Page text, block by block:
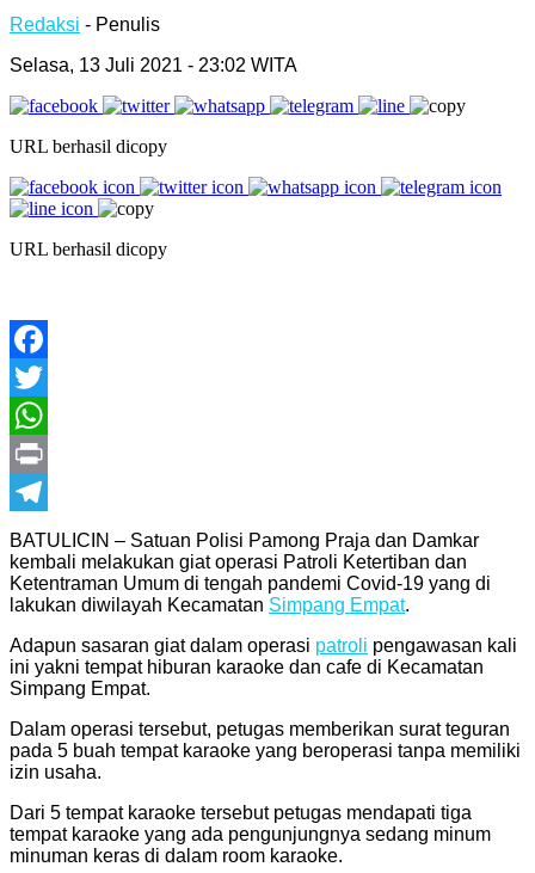
Redaksi - Penulis
Selasa, 13 Juli 2021 - 23:02 WITA
URL berhasil dicopy
URL berhasil dicopy
Facebook
Twitter
WhatsApp
Print
Telegram
BATULICIN – Satuan Polisi Pamong Praja dan Damkar
kembali melakukan giat operasi Patroli Ketertiban dan
Ketentraman Umum di tengah pandemi Covid-19 yang di
lakukan diwilayah Kecamatan Simpang Empat.
Adapun sasaran giat dalam operasi patroli pengawasan kali
ini yakni tempat hiburan karaoke dan cafe di Kecamatan
Simpang Empat.
Dalam operasi tersebut, petugas memberikan surat teguran
pada 5 buah tempat karaoke yang beroperasi tanpa memiliki
izin usaha.
Dari 5 tempat karaoke tersebut petugas mendapati tiga
tempat karaoke yang ada pengunjungnya sedang minum
minuman keras di dalam room karaoke.